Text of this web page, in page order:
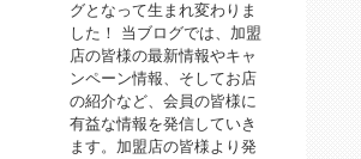
グとなって生まれ変わりま
した！ 当ブログでは、加盟
店の皆様の最新情報やキャ
ンペーン情報、そしてお店
の紹介など、会員の皆様に
有益な情報を発信していき
ます。加盟店の皆様より発